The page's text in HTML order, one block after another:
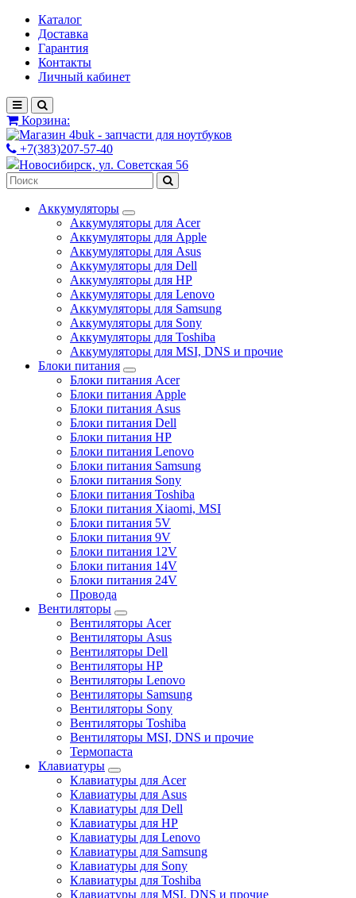
Каталог
Доставка
Гарантия
Контакты
Личный кабинет
Корзина:
+7(383)207-57-40
Новосибирск, ул. Советская 56
Аккумуляторы
Аккумуляторы для Acer
Аккумуляторы для Apple
Аккумуляторы для Asus
Аккумуляторы для Dell
Аккумуляторы для HP
Аккумуляторы для Lenovo
Аккумуляторы для Samsung
Аккумуляторы для Sony
Аккумуляторы для Toshiba
Аккумуляторы для MSI, DNS и прочие
Блоки питания
Блоки питания Acer
Блоки питания Apple
Блоки питания Asus
Блоки питания Dell
Блоки питания HP
Блоки питания Lenovo
Блоки питания Samsung
Блоки питания Sony
Блоки питания Toshiba
Блоки питания Xiaomi, MSI
Блоки питания 5V
Блоки питания 9V
Блоки питания 12V
Блоки питания 14V
Блоки питания 24V
Провода
Вентиляторы
Вентиляторы Acer
Вентиляторы Asus
Вентиляторы Dell
Вентиляторы HP
Вентиляторы Lenovo
Вентиляторы Samsung
Вентиляторы Sony
Вентиляторы Toshiba
Вентиляторы MSI, DNS и прочие
Термопаста
Клавиатуры
Клавиатуры для Acer
Клавиатуры для Asus
Клавиатуры для Dell
Клавиатуры для HP
Клавиатуры для Lenovo
Клавиатуры для Samsung
Клавиатуры для Sony
Клавиатуры для Toshiba
Клавиатуры для MSI, DNS и прочие